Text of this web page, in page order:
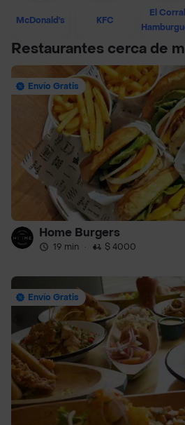
McDonald's KFC
El
Restaurantes cerca de
Envío Gratis
Home Burgers
19 min · $ 4000
Envío Gratis